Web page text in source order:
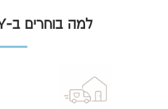
למה בוחרים ב-FLYBYFLY?